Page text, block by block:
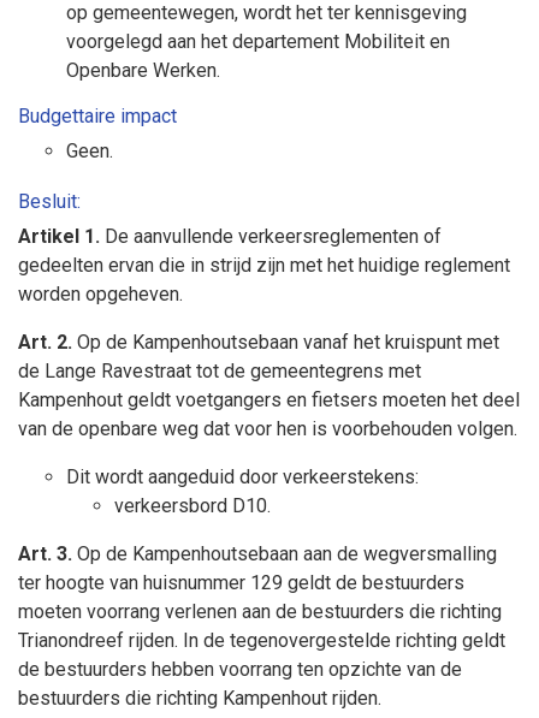
op gemeentewegen, wordt het ter kennisgeving
voorgelegd aan het departement Mobiliteit en
Openbare Werken.
Budgettaire impact
Geen.
Besluit:
Artikel 1. De aanvullende verkeersreglementen of
gedeelten ervan die in strijd zijn met het huidige reglement
worden opgeheven.
Art. 2. Op de Kampenhoutsebaan vanaf het kruispunt met
de Lange Ravestraat tot de gemeentegrens met
Kampenhout geldt voetgangers en fietsers moeten het deel
van de openbare weg dat voor hen is voorbehouden volgen.
Dit wordt aangeduid door verkeerstekens:
verkeersbord D10.
Art. 3. Op de Kampenhoutsebaan aan de wegversmalling
ter hoogte van huisnummer 129 geldt de bestuurders
moeten voorrang verlenen aan de bestuurders die richting
Trianondreef rijden. In de tegenovergestelde richting geldt
de bestuurders hebben voorrang ten opzichte van de
bestuurders die richting Kampenhout rijden.